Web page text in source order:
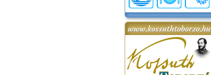
www.kossuthtoborzo.hu